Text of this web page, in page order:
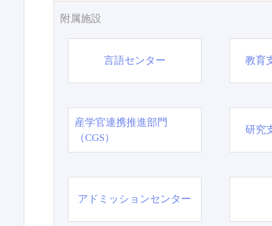
附属施設
言語センター 教育
産学官連携推進部門
（CGS）
研究
アドミッションセンター